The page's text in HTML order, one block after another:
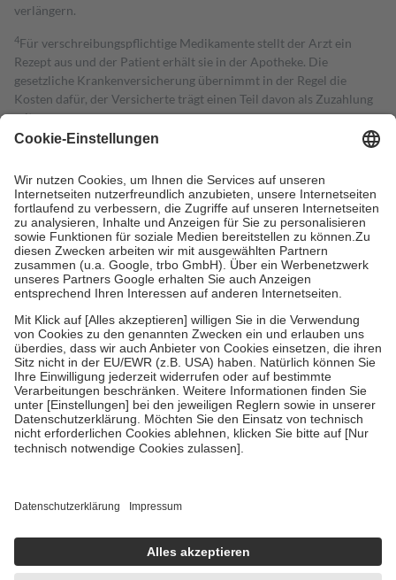
verlängern.
4Für verschreibungspflichtige Medikamente stellt der Arzt ein
Rezept aus und der Patient erhält sie in der Apotheke. Die
gesetzliche Krankenversicherung übernimmt in der Regel die
Kosten dafür, der Versicherte trägt einen Teil davon als Zuzahlung
mit.
Grundsätzlich leisten Mitglieder Zuzahlungen in Höhe von zehn
höchstens zehn Euro.
Es sind jedoch nie mehr als die tatsächlichen
Kosten der Leistung zu entrichten.
Diese Regeln gelten grundsätzlich auch für Online-Apotheken.
Bei Heilmitteln und häuslicher Krankenpflege beträgt die
Zuzahlung zehn Prozent der Kosten sowie zehn Euro je
Verordnung.
Um das Engagement der Versicherten für ihre eigene Gesundheit zu
stärken und die besondere Stellung der Familie zu unterstützen,
fallenkeine Zuzahlungenan bei:
• Kindern und Jugendlichen bis zum vollendeten 18. Lebensjahr
mit Ausnahme der Fahrkosten
• Untersuchungen zur Vorsorge und Früherkennung, die von der
GKV getragen werden
• empfohlenen Schutzimpfungen
• Harn- und Blutteststreifen
getroffen, um sicherzustellen, dass es sich um echte Bewertungen
https://help.etrusted.com/hc/de/articles/4419944605341
Einige Bilder und Inhalte wurden unter Zuhilfenahme künstlicher